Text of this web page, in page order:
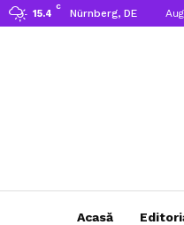
15.4
C
Nürnberg, DE
Acasă